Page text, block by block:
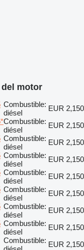
del motor
Combustible:
diésel
EUR 2,150
Combustible:
diésel
EUR 2,150
Combustible:
diésel
EUR 2,150
Combustible:
diésel
EUR 2,150
Combustible:
diésel
EUR 2,150
Combustible:
diésel
EUR 2,150
Combustible:
diésel
EUR 2,150
Combustible:
diésel
EUR 2,150
Combustible: EUR 2,150